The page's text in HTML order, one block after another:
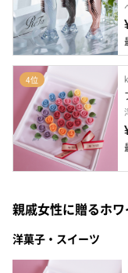
4位
親戚女性に贈るホ
洋菓子・スイーツ